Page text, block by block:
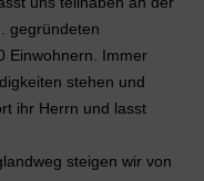
gegründeten
Einwohnern. Immer
stehen und
ihr Herrn und lasst
steigen wir von